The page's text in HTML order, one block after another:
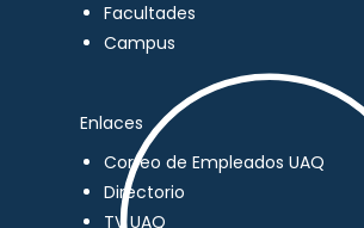
Facultades
Campus
Enlaces
Correo de Empleados UAQ
Directorio
TV UAQ